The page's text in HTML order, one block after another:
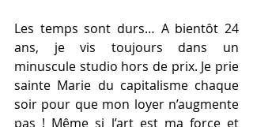
Les temps sont durs… A bientôt 24
ans, je vis toujours dans un
minuscule studio hors de prix. Je prie
sainte Marie du capitalisme chaque
soir pour que mon loyer n’augmente
pas ! Même si l’art est ma force et